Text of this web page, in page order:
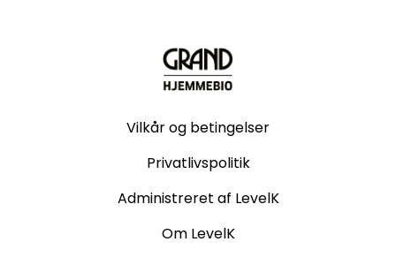
Vilkår og betingelser
Privatlivspolitik
Administreret af LevelK
Om LevelK